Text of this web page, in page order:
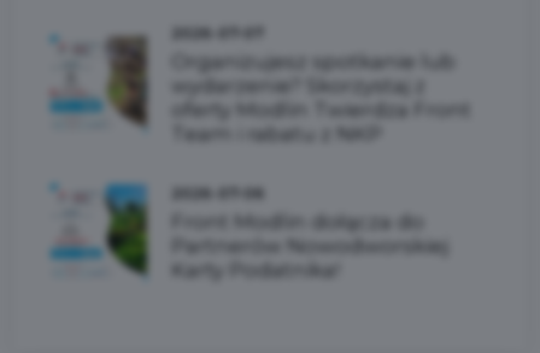
2026-07-07
Organizujesz spotkanie lub
wydarzenie? Skorzystaj z
oferty Modlin Twierdza Front
Team i rabatu z NKP
2026-07-06
Front Modlin dołącza do
Partnerów Nowodworskiej
Karty Podatnika!